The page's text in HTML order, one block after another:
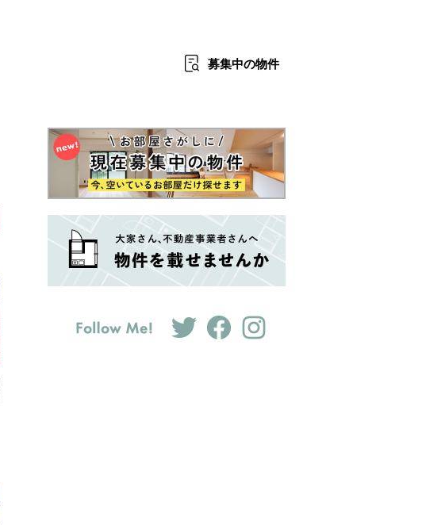
募集中の物件